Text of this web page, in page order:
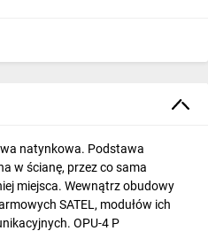
natynkowa. Podstawa
w ścianę, przez co sama
miejsca. Wewnątrz obudowy
SATEL, modułów ich
OPU-4 P